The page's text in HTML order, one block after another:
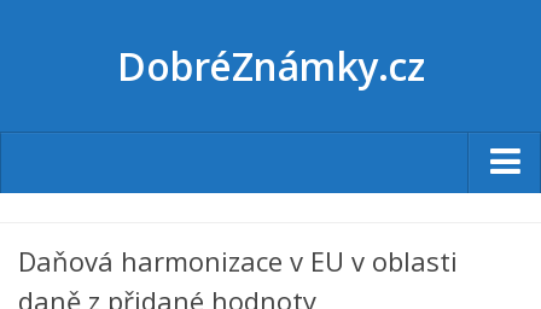
DobréZnámky.cz
Články
Daňová harmonizace v EU v oblasti
daně z přidané hodnoty